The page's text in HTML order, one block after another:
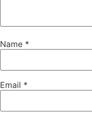
Name *
Email *